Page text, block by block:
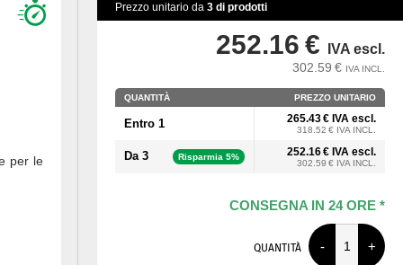
per le
Prezzo unitario da 3 di prodotti
QUANTITÀ PREZZO UNITARIO
Entro 1 265.43 € IVA escl.
318.52 € IVA INCL.
Da 3 Risparmia 5% 252.16 € IVA escl.
302.59 € IVA INCL.
CONSEGNA IN 24 ORE *
252.16 € IVA escl.
302.59 € IVA INCL.
QUANTITÀ